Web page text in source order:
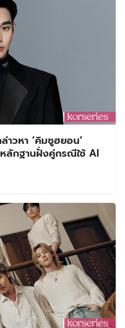
วหา ‘คิมซูฮยอน’
หลักฐานฝั่งคู่กรณีใช้ AI